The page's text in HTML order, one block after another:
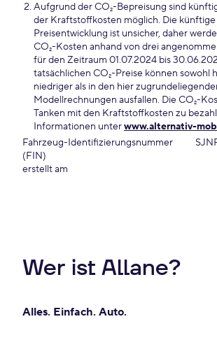
Aufgrund der CO₂-Bepreisung sind
der Kraftstoffkosten möglich. Die künftige
Preisentwicklung ist unsicher, daher
CO₂-Kosten anhand von drei
für den Zeitraum 01.07.2024 bis
tatsächlichen CO₂-Preise können sowohl
niedriger als in den hier
Modellrechnungen ausfallen. Die CO₂-
Tanken mit den Kraftstoffkosten zu
Informationen unterwww.alternativ-
Fahrzeug-Identifizierungsnummer
(FIN)
erstellt am
Wer ist Allane?
Alles. Einfach. Auto.